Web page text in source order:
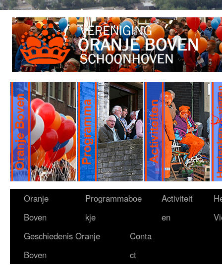
Oranje
Boven
Programmaboe
kje
Activiteit
en
Geschiedenis Oranje
Boven
Conta
ct